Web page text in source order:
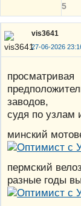
5
vis3641
27-06-2026
заводов,
судя по узлам
минский
пермский
разные годы